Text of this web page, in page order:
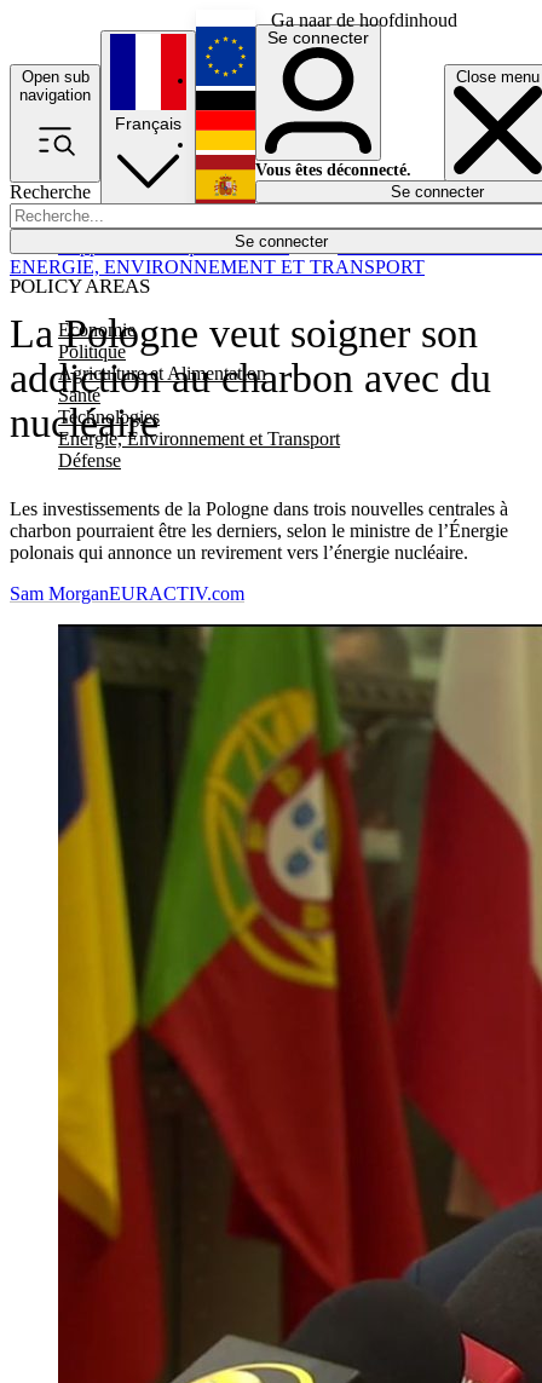
Ga naar de hoofdinhoud
Open sub
navigation
Close menu
Recherche
Se connecter
POLICY AREAS
Economie
Politique
Agriculture et Alimentation
Santé
Technologies
Energie, Environnement et Transport
Défense
Économie
Français
English
Deutsch
Español
Se connecter
Vous êtes déconnecté.
Se connecter
La Pologne veut soigner son
addiction au charbon avec du
nucléaire
Les investissements de la Pologne dans trois nouvelles centrales à
charbon pourraient être les derniers, selon le ministre de l’Énergie
polonais qui annonce un revirement vers l’énergie nucléaire.
ENERGIE, ENVIRONNEMENT ET TRANSPORT
Sam MorganEURACTIV.com